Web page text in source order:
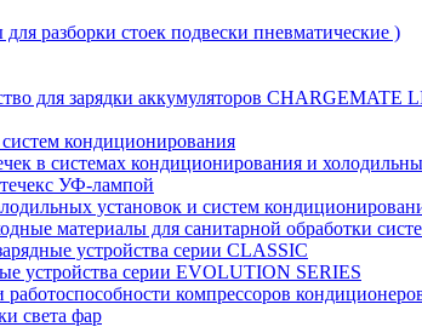
разборки стоек подвески пневматические )
для зарядки аккумуляторов CHARGEMATE
кондиционирования
в системах кондиционирования и
УФ-лампой
установок и систем
материалы для санитарной обработки
устройства серии CLASSIC
устройства серии EVOLUTION SERIES
компрессоров
света фар